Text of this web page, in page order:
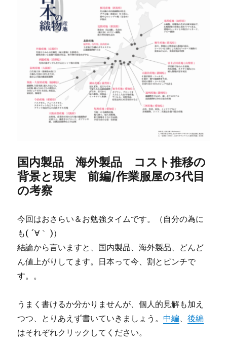
国内製品 海外製品 コスト推移の
背景と現実 前編/作業服屋の3代目
の考察
今回はおさらい＆お勉強タイムです。（自分の為に
も( ´∀｀ )）
結論から言いますと、国内製品、海外製品、どんど
ん値上がりしてます。日本って今、割とピンチで
す。。
うまく書けるか分かりませんが、個人的見解も加え
つつ、とりあえず書いていきましょう。中編、後編
はそれぞれクリックしてください。